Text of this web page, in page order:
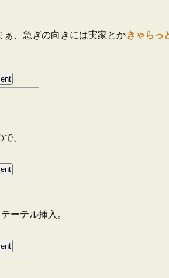
、急ぎの向きには実家とかきゃらっ
。
ーテル挿入。